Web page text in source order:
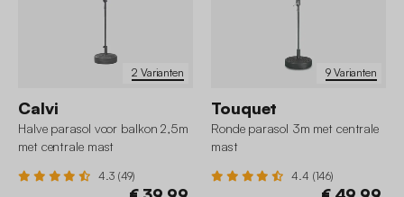
2 Varianten
Calvi
Halve parasol voor balkon 2,5m
met centrale mast
4.3 (49)
9 Varianten
Touquet
Ronde parasol 3m met centrale
mast
4.4 (146)